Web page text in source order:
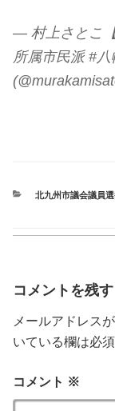
— 村上さとこ
所属市民派 #
カ
リ
北九州市議会議員
コメントを残す
メールアドレス
いている欄は必
コメント ※